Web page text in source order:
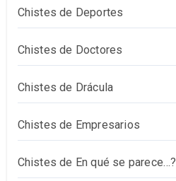
Chistes de Deportes
Chistes de Doctores
Chistes de Drácula
Chistes de Empresarios
Chistes de En qué se parece…?